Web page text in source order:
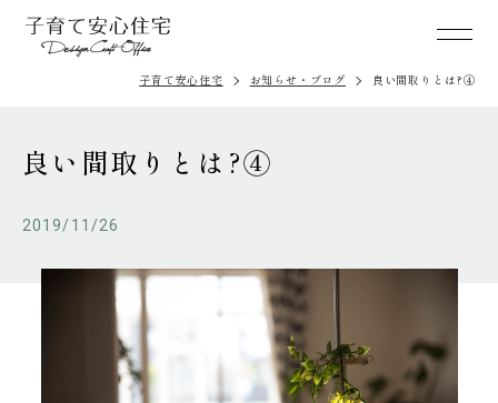
子育て安心住宅 お知らせ・ブログ 良い間取りとは?④
良い間取りとは?④
2019/11/26